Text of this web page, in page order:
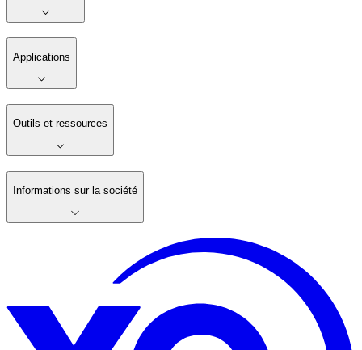
Applications
Outils et ressources
Informations sur la société